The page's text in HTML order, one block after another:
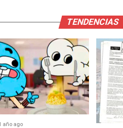
TENDENCIAS
año ago